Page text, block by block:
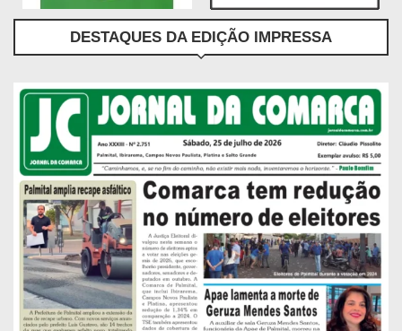
DESTAQUES DA EDIÇÃO IMPRESSA